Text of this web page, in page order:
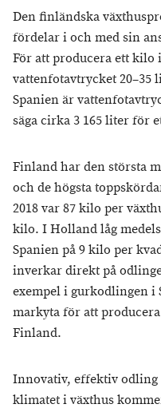
Den finländska
fördelar i och med sin
För att producera ett
vattenfotavtrycket 20–35
Spanien är
säga cirka 3 165 liter för
Finland har den största
och de högsta
2018 var 87 kilo per
kilo. I Holland låg
Spanien på 9 kilo per
inverkar direkt på
exempel i gurkodlingen i
markyta för att
Finland.
Innovativ, effektiv odling
klimatet i växthus